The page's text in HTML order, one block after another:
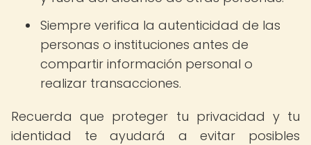
Siempre verifica la autenticidad de las
personas o instituciones antes de
compartir información personal o
realizar transacciones.
Recuerda que proteger tu privacidad y tu
identidad te ayudará a evitar posibles